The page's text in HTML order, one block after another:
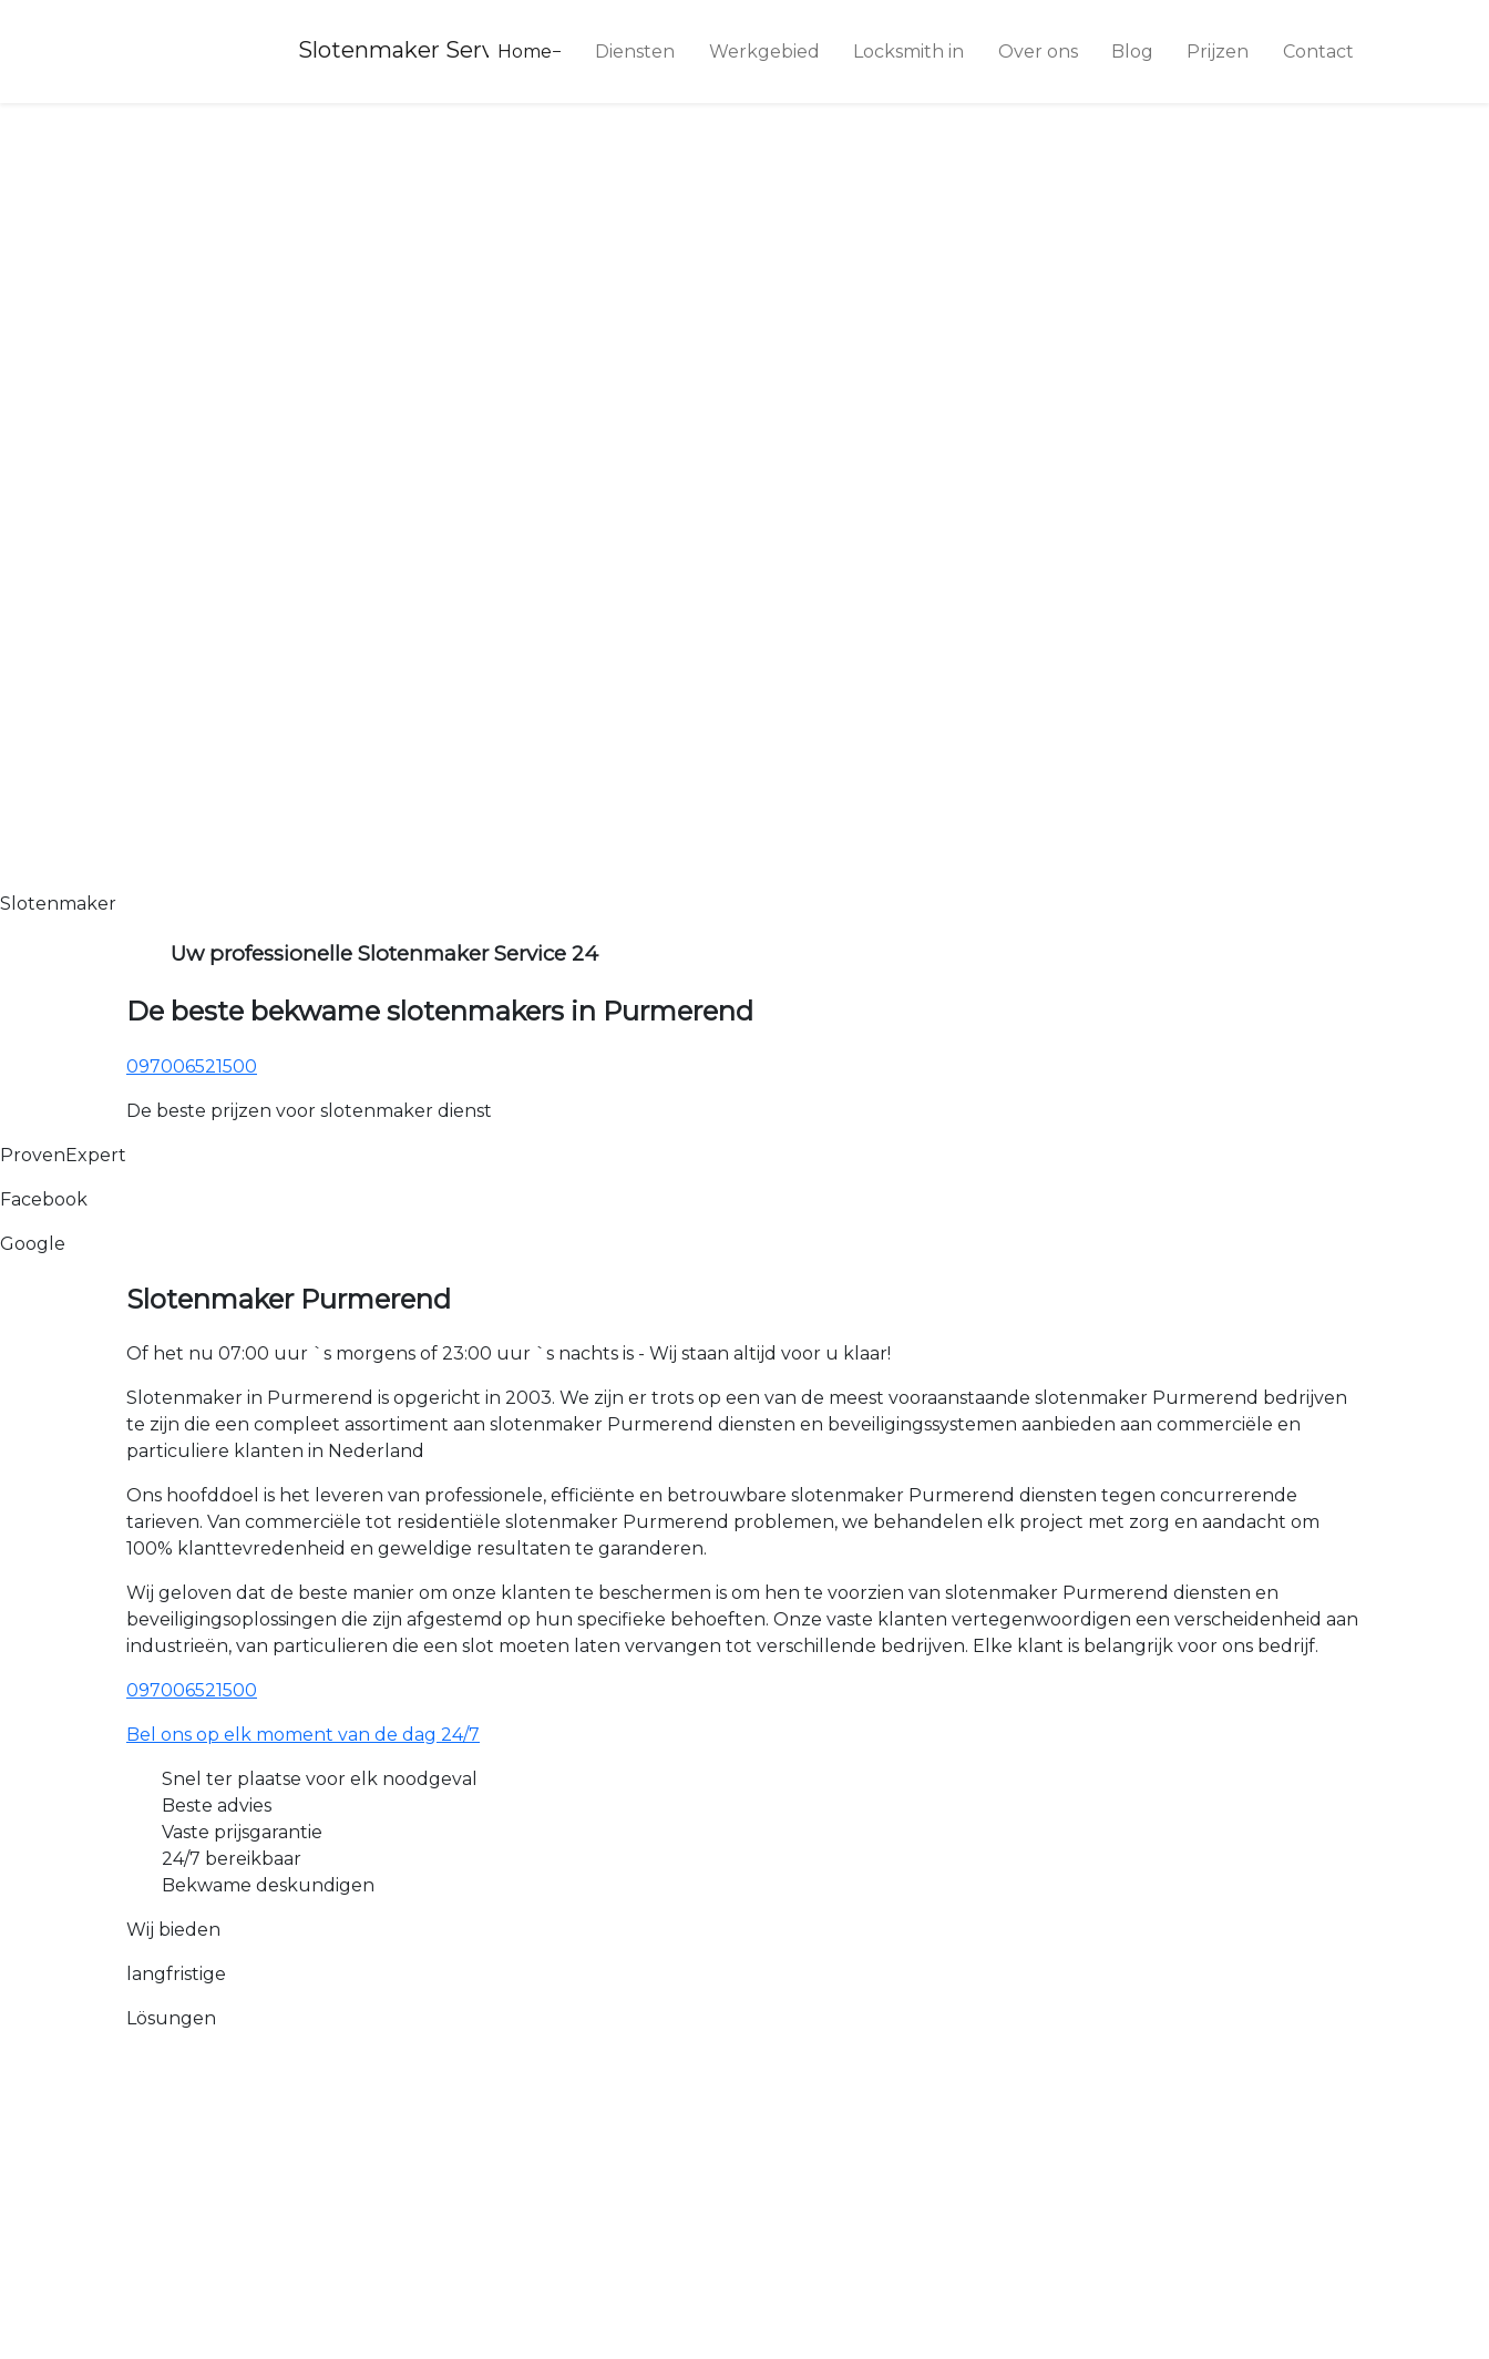
Slotenmaker Service 24
Home Diensten Werkgebied Locksmith in Over ons Blog Prijzen Contact
Slotenmaker
Uw professionelle Slotenmaker Service 24
De beste bekwame slotenmakers in Purmerend
097006521500
De beste prijzen voor slotenmaker dienst
ProvenExpert
Facebook
Google
Slotenmaker Purmerend
Of het nu 07:00 uur `s morgens of 23:00 uur `s nachts is - Wij staan altijd voor u klaar!
Slotenmaker in Purmerend is opgericht in 2003. We zijn er trots op een van de meest vooraanstaande slotenmaker Purmerend bedrijven
te zijn die een compleet assortiment aan slotenmaker Purmerend diensten en beveiligingssystemen aanbieden aan commerciële en
particuliere klanten in Nederland
Ons hoofddoel is het leveren van professionele, efficiënte en betrouwbare slotenmaker Purmerend diensten tegen concurrerende
tarieven. Van commerciële tot residentiële slotenmaker Purmerend problemen, we behandelen elk project met zorg en aandacht om
100% klanttevredenheid en geweldige resultaten te garanderen.
Wij geloven dat de beste manier om onze klanten te beschermen is om hen te voorzien van slotenmaker Purmerend diensten en
beveiligingsoplossingen die zijn afgestemd op hun specifieke behoeften. Onze vaste klanten vertegenwoordigen een verscheidenheid aan
industrieën, van particulieren die een slot moeten laten vervangen tot verschillende bedrijven. Elke klant is belangrijk voor ons bedrijf.
097006521500
Bel ons op elk moment van de dag 24/7
Snel ter plaatse voor elk noodgeval
Beste advies
Vaste prijsgarantie
24/7 bereikbaar
Bekwame deskundigen
Wij bieden
langfristige
Lösungen